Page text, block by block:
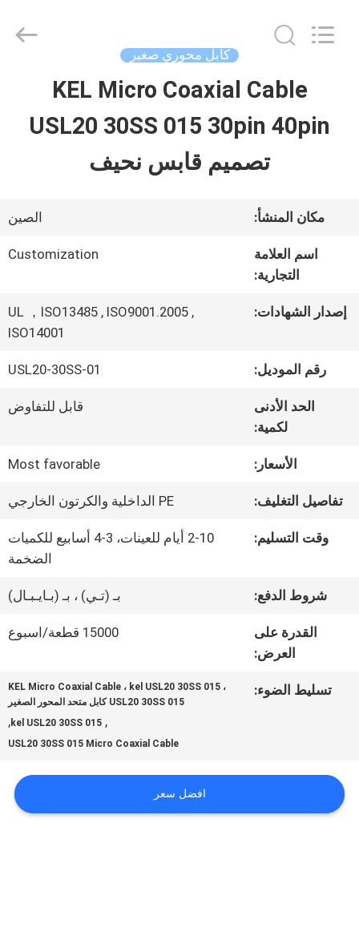
المنزل
فيديوهات
المصنع
مراقبة
الجودة
اطلب
اقتباس
كابل محوري صغير
KEL Micro Coaxial Cable
USL20 30SS 015 30pin 40pin
تصميم قابس نحيف
مكان المنشأ: الصين
اسم العلامة
التجارية:
Customization
إصدار الشهادات:
UL ，ISO13485 , ISO9001.2005 ,
ISO14001
رقم الموديل: USL20-30SS-01
الحد الأدنى
لكمية:
قابل للتفاوض
الأسعار: Most favorable
تفاصيل التغليف: PE الداخلية والكرتون الخارجي
وقت التسليم:
2-10 أيام للعينات، 3-4 أسابيع للكميات
الضخمة
شروط الدفع: بـ (تـي) ، بـ (بـايـبـال)
القدرة على
العرض:
15000 قطعة/اسبوع
تسليط الضوء:
KEL Micro Coaxial Cable ، kel USL20 30SS 015 ،
USL20 30SS 015 كابل متحد المحور الصغير
,
kel USL20 30SS 015
,
USL20 30SS 015 Micro Coaxial Cable
افضل سعر